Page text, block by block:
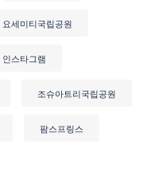
요세미티국립공원
인스타그램
조슈아트리국립공원
팜스프링스